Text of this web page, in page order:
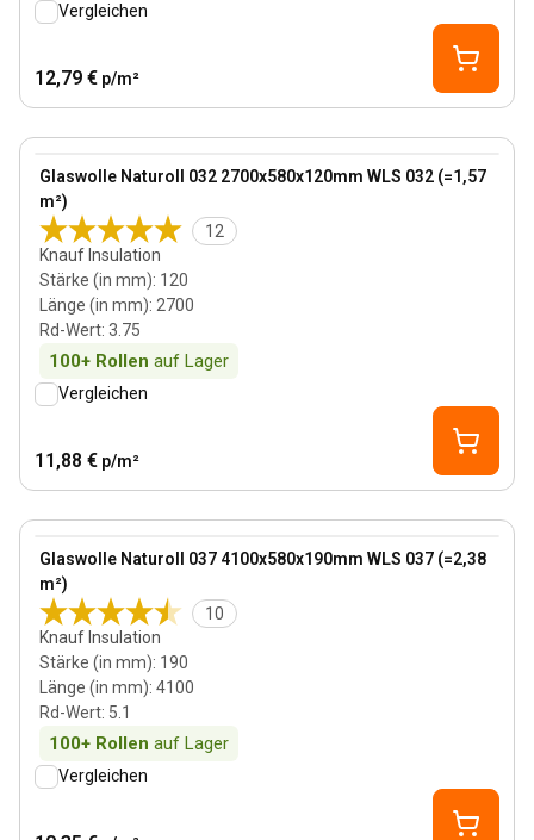
Vergleichen
12,79 € p/m²
Glaswolle Naturoll 032 2700x580x120mm WLS 032 (=1,57
m²)
12
Knauf Insulation
Stärke (in mm): 120
Länge (in mm): 2700
Rd-Wert: 3.75
100+ Rollen auf Lager
View product
Vergleichen
11,88 € p/m²
Glaswolle Naturoll 037 4100x580x190mm WLS 037 (=2,38
m²)
10
Knauf Insulation
Stärke (in mm): 190
Länge (in mm): 4100
Rd-Wert: 5.1
100+ Rollen auf Lager
View product
Vergleichen